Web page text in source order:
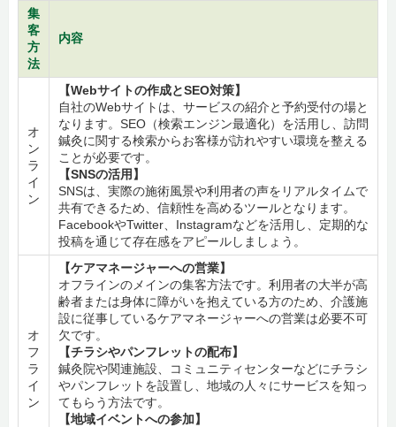
集
客
方
法
内容
オ
ン
ラ
イ
ン
【Webサイトの作成とSEO対策】
自社のWebサイトは、サービスの紹介と予約受付の場と
なります。SEO（検索エンジン最適化）を活用し、訪問
鍼灸に関する検索からお客様が訪れやすい環境を整える
ことが必要です。
【SNSの活用】
SNSは、実際の施術風景や利用者の声をリアルタイムで
共有できるため、信頼性を高めるツールとなります。
FacebookやTwitter、Instagramなどを活用し、定期的な
投稿を通じて存在感をアピールしましょう。
オ
フ
ラ
イ
ン
【ケアマネージャーへの営業】
オフラインのメインの集客方法です。利用者の大半が高
齢者または身体に障がいを抱えている方のため、介護施
設に従事しているケアマネージャーへの営業は必要不可
欠です。
【チラシやパンフレットの配布】
鍼灸院や関連施設、コミュニティセンターなどにチラシ
やパンフレットを設置し、地域の人々にサービスを知っ
てもらう方法です。
【地域イベントへの参加】